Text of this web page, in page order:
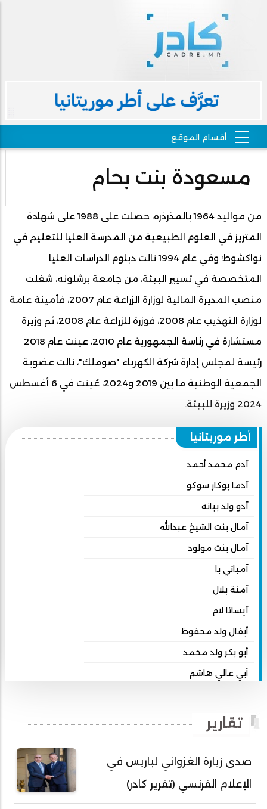
مسعودة بنت بحام
من مواليد 1964 بالمذرذره، حصلت على 1988 على شهادة
المتريز في العلوم الطبيعية من المدرسة العليا للتعليم في
نواكشوط؛ وفي عام 1994 نالت دبلوم الدراسات العليا
المتخصصة في تسيير البيئة، من جامعة برشلونه، شغلت
منصب المديرة المالية لوزارة الزراعة عام 2007، فأمينة عامة
لوزارة التهذيب عام 2008، فوزرة للزراعة عام 2008، ثم وزيرة
مستشارة في رئاسة الجمهورية عام 2010، عينت عام 2018
رئيسة لمجلس إدارة شركة الكهرباء "صوملك"، نالت عضوية
الجمعية الوطنية ما بين 2019 و2024، عُينت في 6 أغسطس
2024 وزيرة للبيئة.
أطر موريتانيا
آدم محمد أحمد
آدما بوكار سوكو
آدو ولد ببانه
آمال بنت الشيخ عبدالله
آمال بنت مولود
آمباتي با
آمنة بلال
آيساتا لام
أبفال ولد محفوظ
أبو بكر ولد محمد
أبي عالي هاشم
أحمد بداه
أحمد دداهي مختار
أحمد زيدان ولد محمد محمود
أحمد سالم بكار
تقارير
صدى زيارة الغزواني لباريس في
الإعلام الفرنسي (تقرير كادر)